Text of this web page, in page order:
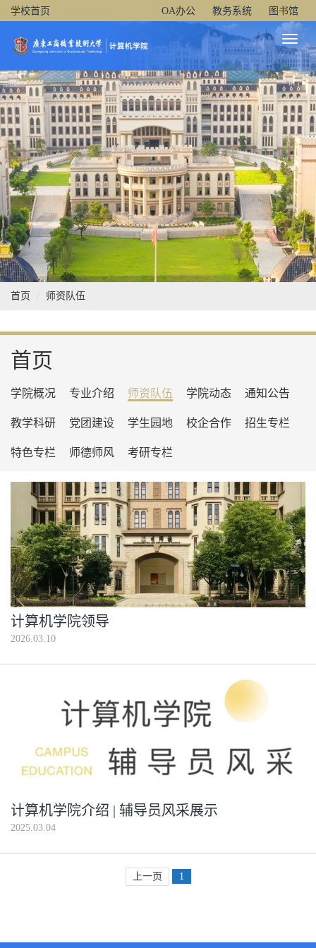
学校首页 OA办公 教务系统 图书馆
Toggle
首页 师资队伍
首页
学院概况 专业介绍 师资队伍 学院动态 通知公告
教学科研 党团建设 学生园地 校企合作 招生专栏
特色专栏 师德师风 考研专栏
计算机学院领导
2026.03.10
计算机学院介绍 | 辅导员风采展示
2025.03.04
上一页 1